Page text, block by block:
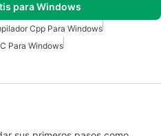
para Windows
Cpp Para Windows
Para Windows